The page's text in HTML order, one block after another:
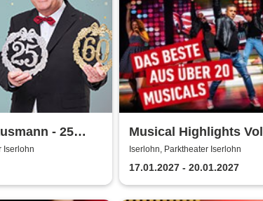
- 25
Ding!
Iserlohn
Musical Highlights
Das Beste aus Musical
Film
Iserlohn, Parktheater Iserlohn
17.01.2027 - 20.01.2027